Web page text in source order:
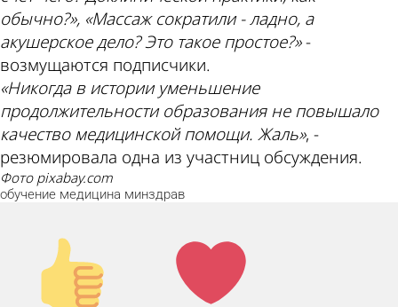
обычно?», «Массаж сократили - ладно, а
акушерское дело? Это такое простое?»-
возмущаются подписчики.
«Никогда в истории уменьшение
продолжительности образования не повышало
качество медицинской помощи. Жаль», -
резюмировала одна из участниц обсуждения.
фото pixabay.com
обучение медицина минздрав
Палец
вверх!
Лайк!